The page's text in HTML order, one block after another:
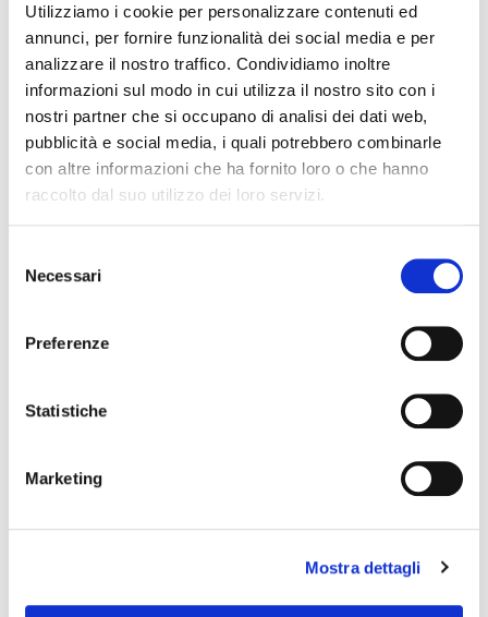
Utilizziamo i cookie per personalizzare contenuti ed
annunci, per fornire funzionalità dei social media e per
analizzare il nostro traffico. Condividiamo inoltre
informazioni sul modo in cui utilizza il nostro sito con i
nostri partner che si occupano di analisi dei dati web,
pubblicità e social media, i quali potrebbero combinarle
con altre informazioni che ha fornito loro o che hanno
raccolto dal suo utilizzo dei loro servizi.
delNecessari
Preferenze
Statistiche
Marketing
Mostra dettagli
New membership connecting art
and industry
The curtain opens on a newmembership, the
onewith the Donizetti Opera Festival to
support the diffusion of the musical culture
Bergamo among the ten most performed in the
world.
In this way Allegrini strengthens the link
becomes an Ambassador of Donizetti, of the
City of Bergamo and of the opera, symbol of
Opera Unesco Heritage List.
process undertaken by the company to
promote its territory, also on an international